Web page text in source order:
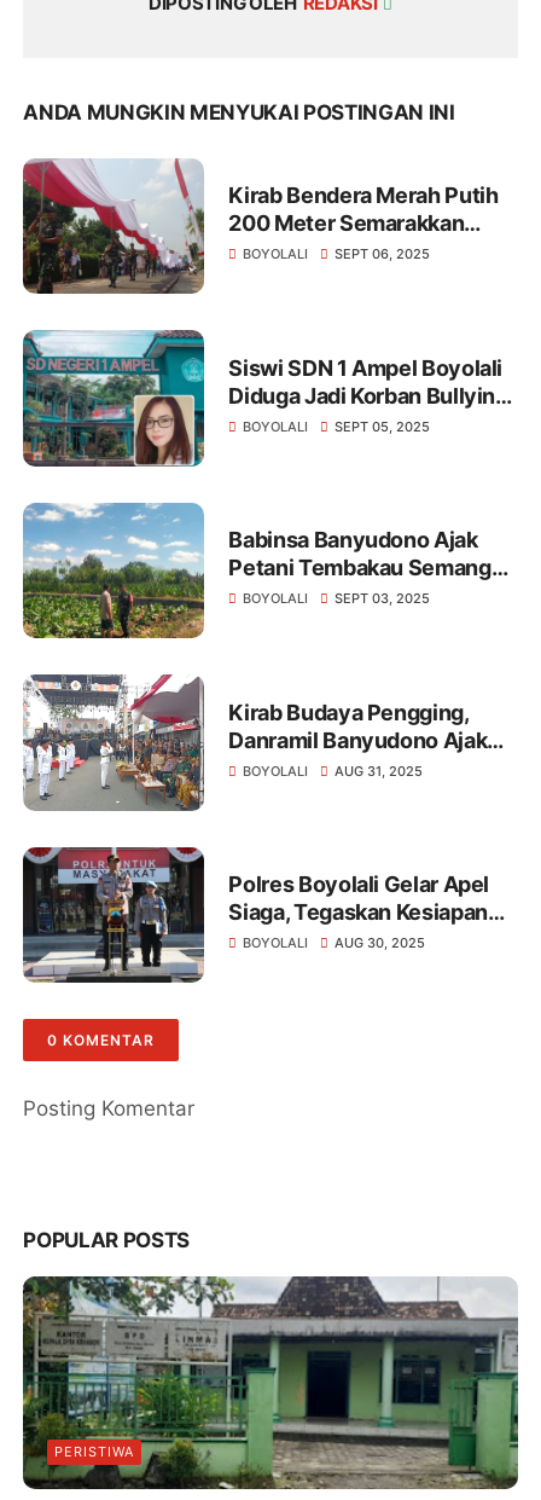
ANDA MUNGKIN MENYUKAI POSTINGAN INI
Kirab Bendera Merah Putih
200 Meter Semarakkan
Merti Desa Pojok Boyolali
BOYOLALI SEPT 06, 2025
Siswi SDN 1 Ampel Boyolali
Diduga Jadi Korban Bullying,
Vio Sari Angkat Bicara
BOYOLALI SEPT 05, 2025
Babinsa Banyudono Ajak
Petani Tembakau Semangat
Berkarya
BOYOLALI SEPT 03, 2025
Kirab Budaya Pengging,
Danramil Banyudono Ajak
Warga Lestarikan Tradisi
BOYOLALI AUG 31, 2025
Polres Boyolali Gelar Apel
Siaga, Tegaskan Kesiapan
Personel Hadapi Situasi
BOYOLALI AUG 30, 2025
0 KOMENTAR
Posting Komentar
POPULAR POSTS
PERISTIWA